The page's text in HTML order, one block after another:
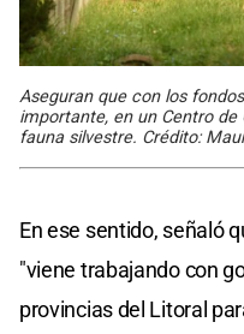
Aseguran que con los
importante, en un Centro de
fauna silvestre. Crédito:
En ese sentido, señaló
"viene trabajando con
provincias del Litoral